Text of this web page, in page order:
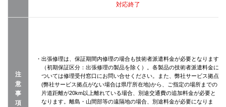
対応終了
注
意
事
項
・出張修理は、保証期間内修理の場合も技術者派遣料金が必要となります
（初期保証区分：出張修理の製品を除く）。各製品の技術者派遣料金に
ついては修理受付窓口にお問い合せください。また、弊社サービス拠点
(弊社サービス拠点がない場合は県庁所在地)から、ご指定の場所までの
片道距離が20km以上離れている場合、別途交通費の追加料金が必要と
なります。離島・山間部等の遠隔地の場合、別途料金が必要になりま